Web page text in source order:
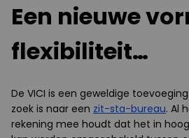
Een nieuwe
flexibiliteit…
De VICI is een geweldige
zoek is naar een zit-sta-bureau. Al
rekening mee houdt dat het in